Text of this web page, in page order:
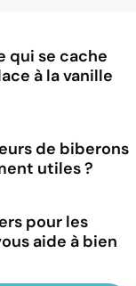
qui se cache
à la vanille
de biberons
utiles ?
pour les
aide à bien